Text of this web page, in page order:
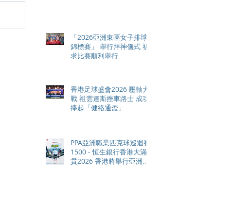
「2026亞洲東區女子排球
錦標賽」 舉行拜神儀式 祈
求比賽順利舉行
香港足球盛會2026 壓軸大
戰 祖雲達斯挫車路士 成功
捧起「健絡通盃」
PPA亞洲職業匹克球巡迴賽
1500 - 恒生銀行香港大滿
貫2026 香港將舉行亞洲首